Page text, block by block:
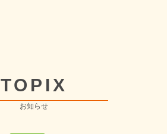
TOPIX
お知らせ